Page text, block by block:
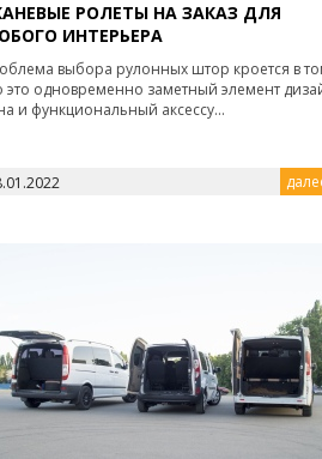
РОЛЕТЫ НА ЗАКАЗ ДЛЯ
ИНТЕРЬЕРА
выбора рулонных штор кроется в
это одновременно заметный элемент
и функциональный аксессу...